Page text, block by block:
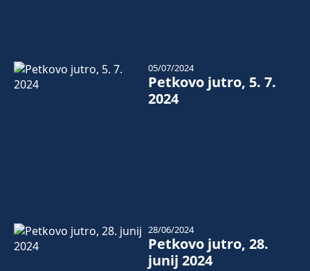
Petkovo jutro, 5. 7.
2024
05/07/2024
Petkovo jutro, 28.
junij 2024
28/06/2024